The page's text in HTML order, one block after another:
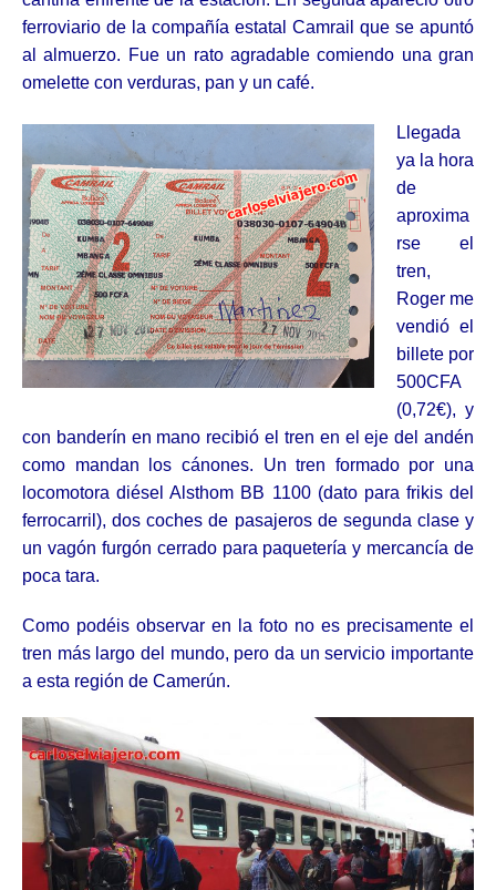
ferroviario de la compañía estatal Camrail que se apuntó
al almuerzo. Fue un rato agradable comiendo una gran
omelette con verduras, pan y un café.
Llegada
ya la hora
de
aproxima
rse el
tren,
Roger me
vendió el
billete por
500CFA
(0,72€), y
con banderín en mano recibió el tren en el eje del andén
como mandan los cánones. Un tren formado por una
locomotora diésel Alsthom BB 1100 (dato para frikis del
ferrocarril), dos coches de pasajeros de segunda clase y
un vagón furgón cerrado para paquetería y mercancía de
poca tara.
Como podéis observar en la foto no es precisamente el
tren más largo del mundo, pero da un servicio importante
a esta región de Camerún.